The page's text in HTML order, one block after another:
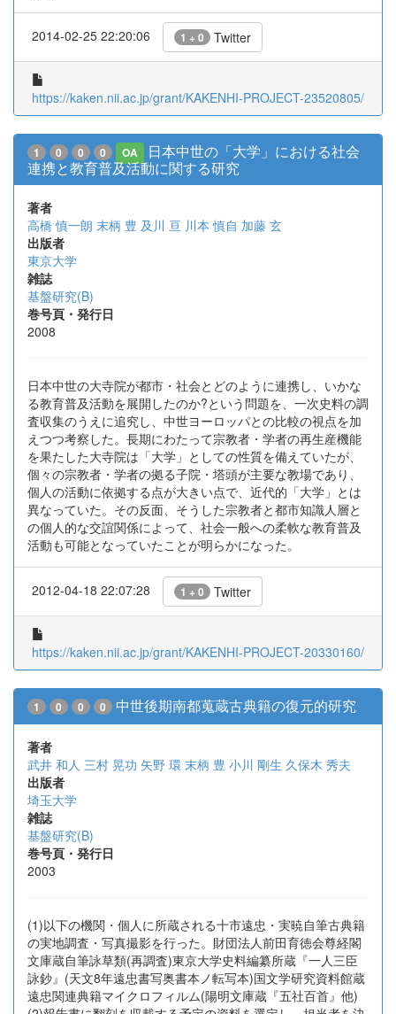
2014-02-25 22:20:06 1 + 0 Twitter
https://kaken.nii.ac.jp/grant/KAKENHI-PROJECT-23520805/
1 0 0 0 OA
日本中世の「大学」における社会
連携と教育普及活動に関する研究
著者
高橋 慎一朗 末柄 豊 及川 亘 川本 慎自 加藤 玄
出版者
東京大学
雑誌
基盤研究(B)
巻号頁・発行日
2008
日本中世の大寺院が都市・社会とどのように連携し、いかな
る教育普及活動を展開したのか?という問題を、一次史料の調
査収集のうえに追究し、中世ヨーロッパとの比較の視点を加
えつつ考察した。長期にわたって宗教者・学者の再生産機能
を果たした大寺院は「大学」としての性質を備えていたが、
個々の宗教者・学者の拠る子院・塔頭が主要な教場であり、
個人の活動に依拠する点が大きい点で、近代的「大学」とは
異なっていた。その反面、そうした宗教者と都市知識人層と
の個人的な交誼関係によって、社会一般への柔軟な教育普及
活動も可能となっていたことが明らかになった。
2012-04-18 22:07:28 1 + 0 Twitter
https://kaken.nii.ac.jp/grant/KAKENHI-PROJECT-20330160/
1 0 0 0 中世後期南都蒐蔵古典籍の復元的研究
著者
武井 和人 三村 晃功 矢野 環 末柄 豊 小川 剛生 久保木 秀夫
出版者
埼玉大学
雑誌
基盤研究(B)
巻号頁・発行日
2003
(1)以下の機関・個人に所蔵される十市遠忠・実暁自筆古典籍
の実地調査・写真撮影を行った。財団法人前田育徳会尊経閣
文庫蔵自筆詠草類(再調査)東京大学史料編纂所蔵『一人三臣
詠鈔』(天文8年遠忠書写奥書本ノ転写本)国文学研究資料館蔵
遠忠関連典籍マイクロフィルム(陽明文庫蔵『五社百首』他)